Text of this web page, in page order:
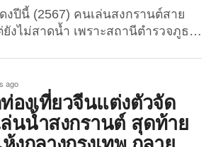
งปีนี้ (2567) คนเล่นสงกรานต์สาย
งไม่สาดน้ำ เพราะสถานีตำรวจภูธร
16 เมษายนที่ผ่านมา แต่สำหรับพื้นที่
ดสมุทรปราการ นั้นเพิ่งเริ่มขึ้น! หรือ
“วันไหลพระประแดง” ซึ่งจะจัดขึ้น
มษายนของทุกปี แต่ปีนี้พิเศษสุดกว่า
ago
องเที่ยวจีนแต่งตัวจัด
ล่นน้ำสงกรานต์ สุดท้าย